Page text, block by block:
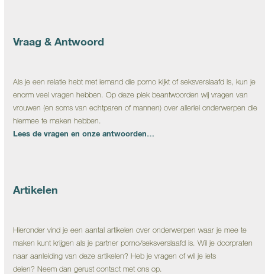
Vraag & Antwoord
Als je een relatie hebt met iemand die porno kijkt of seksverslaafd is, kun je
enorm veel vragen hebben. Op deze plek beantwoorden wij vragen van
vrouwen (en soms van echtparen of mannen) over allerlei onderwerpen die
hiermee te maken hebben.
Lees de vragen en onze antwoorden…
Artikelen
Hieronder vind je een aantal artikelen over onderwerpen waar je mee te
maken kunt krijgen als je partner porno/seksverslaafd is. Wil je doorpraten
naar aanleiding van deze artikelen? Heb je vragen of wil je iets
delen? Neem dan gerust contact met ons op.